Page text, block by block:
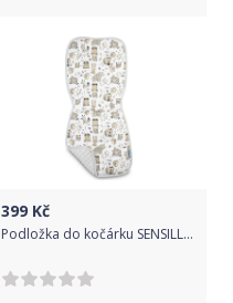
399 Kč
Podložka do kočárku SENSILLO, model Basic, motiv zvířatka